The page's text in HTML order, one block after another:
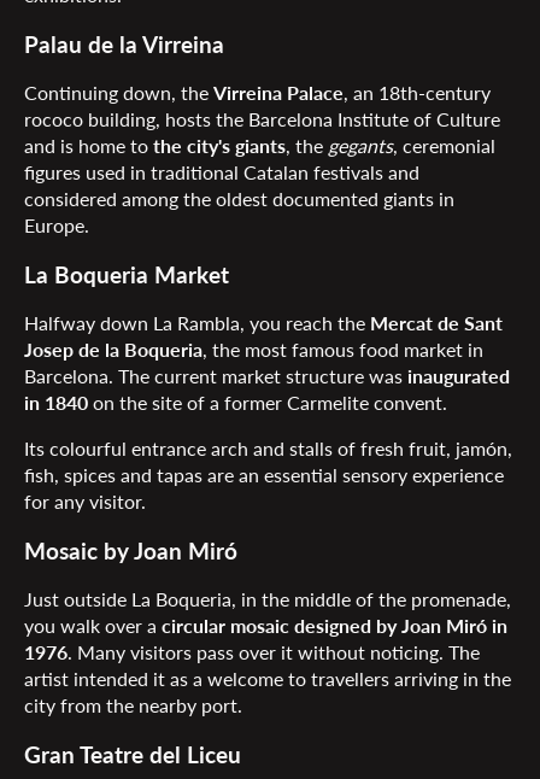
Palau de la Virreina
Continuing down, theVirreina Palace, an 18th-century
rococo building, hosts the Barcelona Institute of Culture
and is home tothe city's giants, the gegants, ceremonial
figures used in traditional Catalan festivals and
considered among the oldest documented giants in
Europe.
La Boqueria Market
Halfway down La Rambla, you reach the Mercat de Sant
Josep de la Boqueria, the most famous food market in
Barcelona. The current market structure was inaugurated
in 1840on the site of a former Carmelite convent.
Its colourful entrance arch and stalls of fresh fruit, jamón,
fish, spices and tapas are an essential sensory experience
for any visitor.
Mosaic by Joan Miró
Just outside La Boqueria, in the middle of the promenade,
you walk over a circular mosaic designed by Joan Miró in
1976. Many visitors pass over it without noticing. The
artist intended it as a welcome to travellers arriving in the
city from the nearby port.
Gran Teatre del Liceu